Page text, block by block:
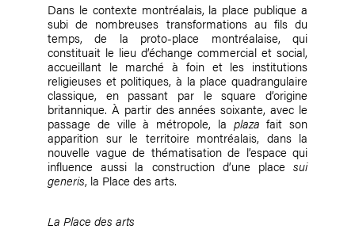
Dans le contexte montréalais, la place publique a
subi de nombreuses transformations au fils du
temps, de la proto-place montréalaise, qui
constituait le lieu d’échange commercial et social,
accueillant le marché à foin et les institutions
religieuses et politiques, à la place quadrangulaire
classique, en passant par le square d’origine
britannique. À partir des années soixante, avec le
passage de ville à métropole, la plaza fait son
apparition sur le territoire montréalais, dans la
nouvelle vague de thématisation de l’espace qui
influence aussi la construction d’une place sui
generis, la Place des arts.
La Place des arts